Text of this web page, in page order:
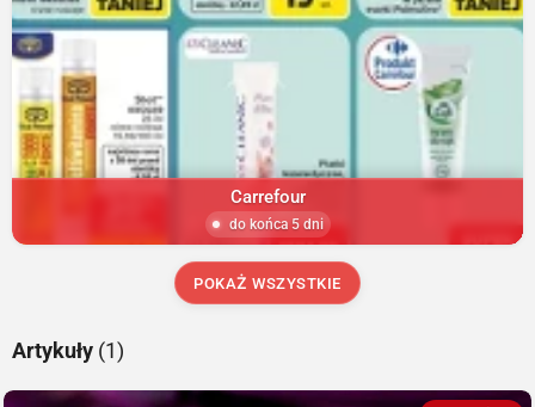
Carrefour
do końca 5 dni
POKAŻ WSZYSTKIE
Artykuły (1)